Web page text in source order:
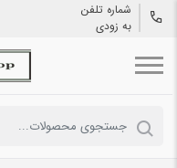
شماره تلفن
به زودی